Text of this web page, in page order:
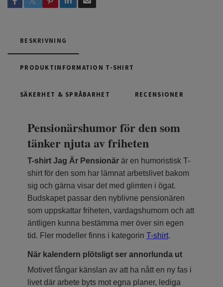
BESKRIVNING
PRODUKTINFORMATION T-SHIRT
SÄKERHET & SPRÅBARHET RECENSIONER
Pensionärshumor för den som
tänker njuta av friheten
T-shirt Jag Är Pensionär är en humoristisk T-
shirt för den som har lämnat arbetslivet bakom
sig och gärna visar det med glimten i ögat.
Budskapet passar den nyblivne pensionären
som uppskattar friheten, vardagshumorn och att
äntligen kunna bestämma mer över sin egen
tid. Fler modeller finns i kategorin T-shirt.
När kalendern plötsligt ser annorlunda ut
Motivet fångar känslan av att ha nått en ny fas i
livet där arbete byts mot egna planer, lediga